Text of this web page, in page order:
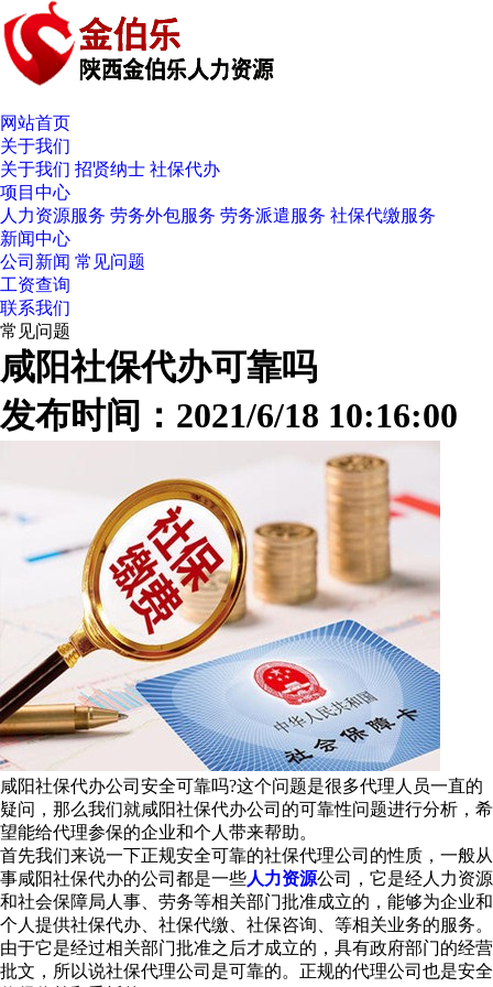
网站首页
关于我们
关于我们 招贤纳士 社保代办
项目中心
人力资源服务 劳务外包服务 劳务派遣服务 社保代缴服务
新闻中心
公司新闻 常见问题
工资查询
联系我们
常见问题
咸阳社保代办可靠吗
发布时间：2021/6/18 10:16:00
咸阳社保代办公司安全可靠吗?这个问题是很多代理人员一直的
疑问，那么我们就咸阳社保代办公司的可靠性问题进行分析，希
望能给代理参保的企业和个人带来帮助。
首先我们来说一下正规安全可靠的社保代理公司的性质，一般从
事咸阳社保代办的公司都是一些人力资源公司，它是经人力资源
和社会保障局人事、劳务等相关部门批准成立的，能够为企业和
个人提供社保代办、社保代缴、社保咨询、等相关业务的服务。
由于它是经过相关部门批准之后才成立的，具有政府部门的经营
批文，所以说社保代理公司是可靠的。正规的代理公司也是安全